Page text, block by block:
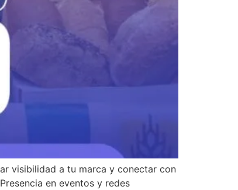
visibilidad a tu marca y conectar con
en eventos y redes